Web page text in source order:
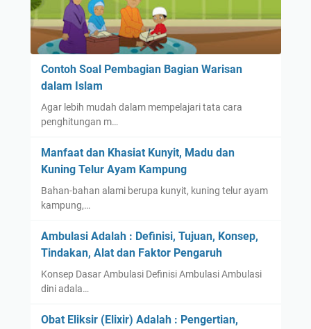
Contoh Soal Pembagian Bagian Warisan
dalam Islam
Agar lebih mudah dalam mempelajari tata cara
penghitungan m…
Manfaat dan Khasiat Kunyit, Madu dan
Kuning Telur Ayam Kampung
Bahan-bahan alami berupa kunyit, kuning telur ayam
kampung,…
Ambulasi Adalah : Definisi, Tujuan, Konsep,
Tindakan, Alat dan Faktor Pengaruh
Konsep Dasar Ambulasi Definisi Ambulasi Ambulasi
dini adala…
Obat Eliksir (Elixir) Adalah : Pengertian,